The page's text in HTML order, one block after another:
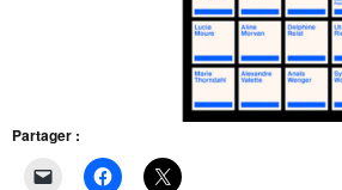
Partager :